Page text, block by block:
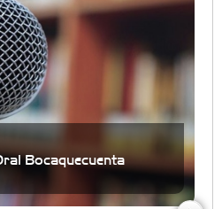
Bocaquecuenta